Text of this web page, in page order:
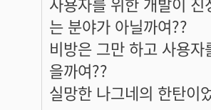
는 분야가 아닐까여??
비방은 그만 하고 사용
을까여??
실망한 나그네의 한탄이